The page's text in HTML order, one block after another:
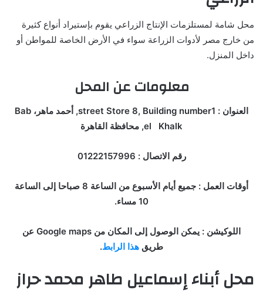
محل شامة لمستلزمات الإنتاج الزراعي يقوم بإستيراد أنواع كثيرة
من خارج مصر لأدوات الزراعة سواء في الأرض الخاصة للمواطن أو
داخل المنزل.
معلومات عن المحل
العنوان : street Store 8, Building number1, أحمد ماهر، Bab
el Khalk, محافظة القاهرة
رقم الاتصال : 01222157996
أوقات العمل : جميع أيام الأسبوع من الساعة 8 صباحا إلى الساعة
10 مساء.
اللوكيشن : يمكن الوصول إلى المكان من Google maps عن
طريق هذا الرابط.
محل أبناء إسماعيل طاهر محمد حراز